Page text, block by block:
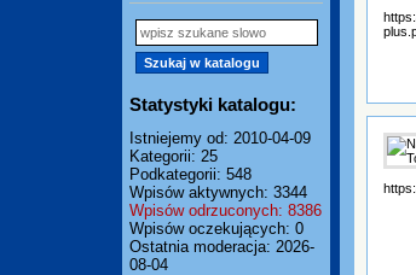
Statystyki katalogu:
Istniejemy od: 2010-04-09
Kategorii: 25
Podkategorii: 548
Wpisów aktywnych: 3344
Wpisów odrzuconych: 8386
Wpisów oczekujących: 0
Ostatnia moderacja: 2026-
08-04